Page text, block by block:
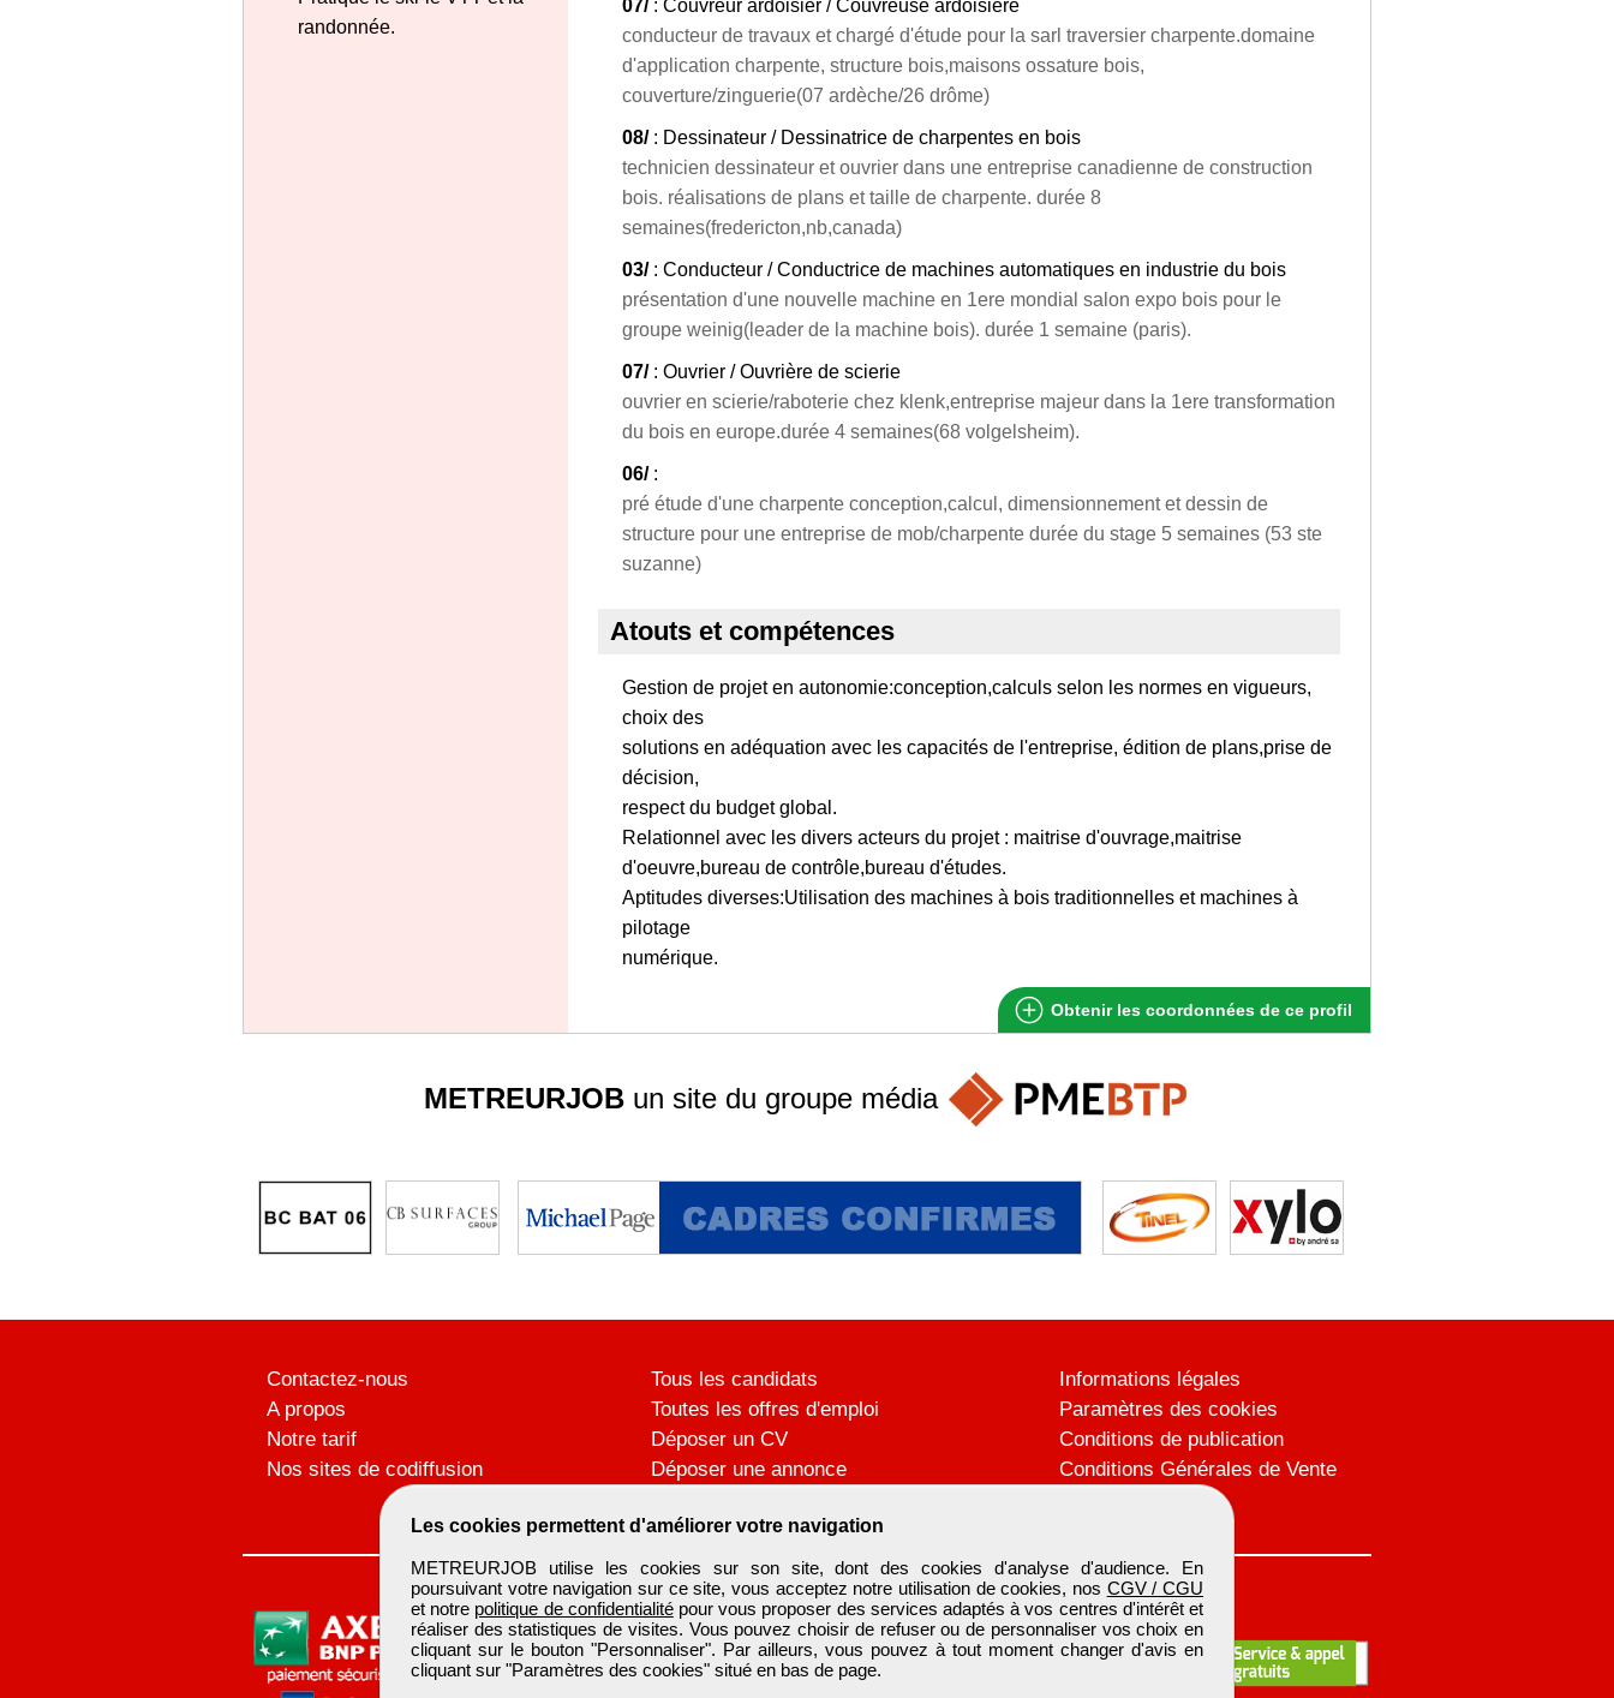
randonnée.
07/: Couvreur ardoisier / Couvreuse ardoisière
conducteur de travaux et chargé d'étude pour la sarl traversier charpente.domaine
d'application charpente, structure bois,maisons ossature bois,
couverture/zinguerie(07 ardèche/26 drôme)
08/: Dessinateur / Dessinatrice de charpentes en bois
technicien dessinateur et ouvrier dans une entreprise canadienne de construction
bois. réalisations de plans et taille de charpente. durée 8
semaines(fredericton,nb,canada)
03/: Conducteur / Conductrice de machines automatiques en industrie du bois
présentation d'une nouvelle machine en 1ere mondial salon expo bois pour le
groupe weinig(leader de la machine bois). durée 1 semaine (paris).
07/: Ouvrier / Ouvrière de scierie
ouvrier en scierie/raboterie chez klenk,entreprise majeur dans la 1ere transformation
du bois en europe.durée 4 semaines(68 volgelsheim).
06/:
pré étude d'une charpente conception,calcul, dimensionnement et dessin de
structure pour une entreprise de mob/charpente durée du stage 5 semaines (53 ste
suzanne)
Atouts et compétences
Gestion de projet en autonomie:conception,calculs selon les normes en vigueurs,
choix des
solutions en adéquation avec les capacités de l'entreprise, édition de plans,prise de
décision,
respect du budget global.
Relationnel avec les divers acteurs du projet : maitrise d'ouvrage,maitrise
d'oeuvre,bureau de contrôle,bureau d'études.
Aptitudes diverses:Utilisation des machines à bois traditionnelles et machines à
pilotage
numérique.
Obtenir les coordonnées de ce profil
Les cookies permettent d'améliorer votre navigation
METREURJOB utilise les cookies sur son site, dont des cookies d'analyse d'audience. En
poursuivant votre navigation sur ce site, vous acceptez notre utilisation de cookies, nos CGV / CGU
et notre politique de confidentialitépour vous proposer des services adaptés à vos centres d'intérêt et
réaliser des statistiques de visites. Vous pouvez choisir de refuser ou de personnaliser vos choix en
cliquant sur le bouton "Personnaliser". Par ailleurs, vous pouvez à tout moment changer d'avis en
cliquant sur "Paramètres des cookies" situé en bas de page.
METREURJOB un site du groupe média
Contactez-nous
A propos
Notre tarif
Nos sites de codiffusion
Tous les candidats
Toutes les offres d'emploi
Déposer un CV
Déposer une annonce
Informations légales
Paramètres des cookies
Conditions de publication
Conditions Générales de Vente